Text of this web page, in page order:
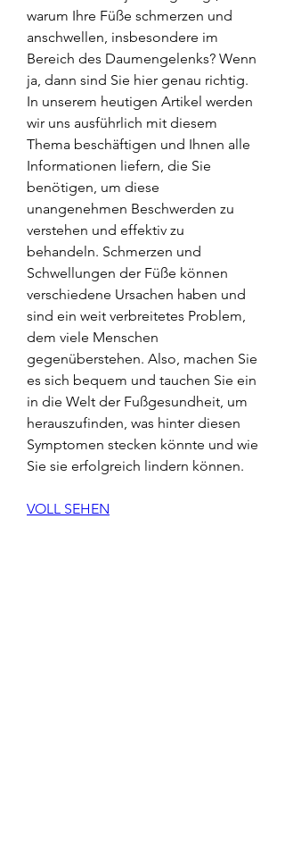
warum Ihre Füße schmerzen und
anschwellen, insbesondere im
Bereich des Daumengelenks? Wenn
ja, dann sind Sie hier genau richtig.
In unserem heutigen Artikel werden
wir uns ausführlich mit diesem
Thema beschäftigen und Ihnen alle
Informationen liefern, die Sie
benötigen, um diese
unangenehmen Beschwerden zu
verstehen und effektiv zu
behandeln. Schmerzen und
Schwellungen der Füße können
verschiedene Ursachen haben und
sind ein weit verbreitetes Problem,
dem viele Menschen
gegenüberstehen. Also, machen Sie
es sich bequem und tauchen Sie ein
in die Welt der Fußgesundheit, um
herauszufinden, was hinter diesen
Symptomen stecken könnte und wie
Sie sie erfolgreich lindern können.
VOLL SEHEN